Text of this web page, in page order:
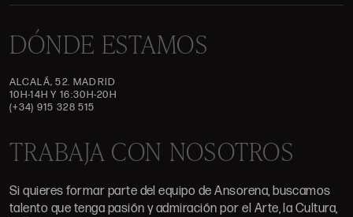
DÓNDE ESTAMOS
ALCALÁ, 52. MADRID
10H-14H Y 16:30H-20H
(+34) 915 328 515
TRABAJA CON NOSOTROS
Si quieres formar parte del equipo de Ansorena, buscamos
talento que tenga pasión y admiración por el Arte, la Cultura,